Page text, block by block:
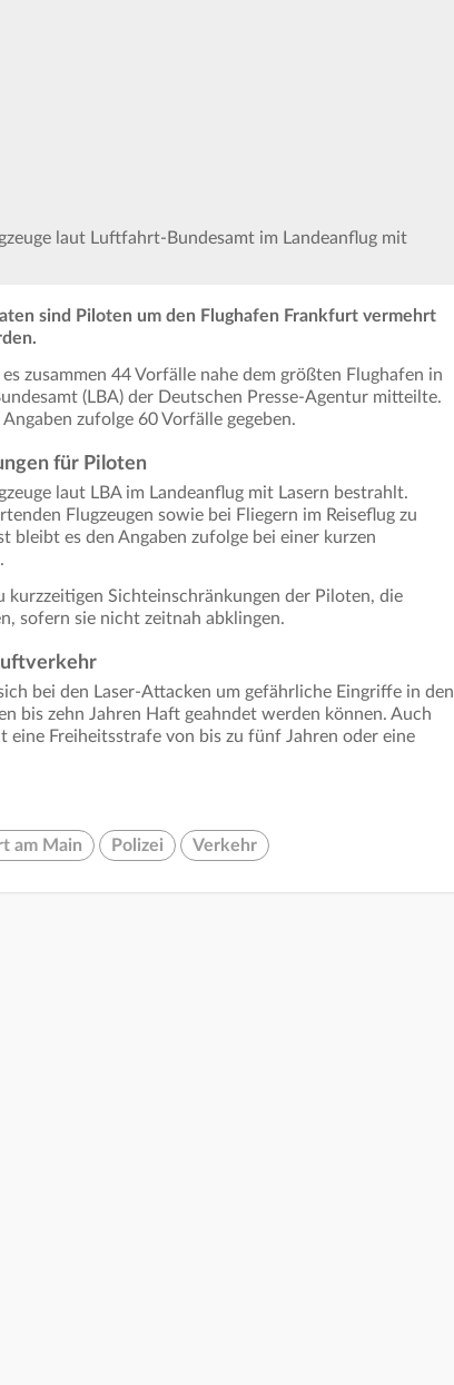
laut Luftfahrt-Bundesamt im Landeanflug mit
sind Piloten um den Flughafen Frankfurt vermehrt
zusammen 44 Vorfälle nahe dem größten Flughafen in
(LBA) der Deutschen Presse-Agentur mitteilte.
zufolge 60 Vorfälle gegeben.
für Piloten
laut LBA im Landeanflug mit Lasern bestrahlt.
Flugzeugen sowie bei Fliegern im Reiseflug zu
bleibt es den Angaben zufolge bei einer kurzen
kurzzeitigen Sichteinschränkungen der Piloten, die
sofern sie nicht zeitnah abklingen.
bei den Laser-Attacken um gefährliche Eingriffe in den
bis zehn Jahren Haft geahndet werden können. Auch
eine Freiheitsstrafe von bis zu fünf Jahren oder eine
am Main Polizei Verkehr